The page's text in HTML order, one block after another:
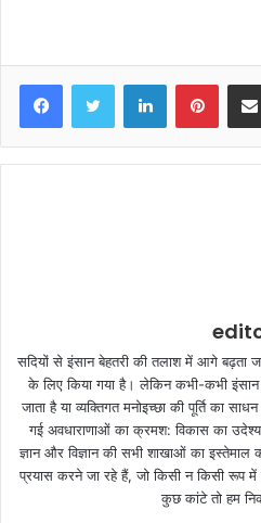
सदियों से इंसान बेहतरी की तलाश में आगे बढ़ता जा
के लिए किया गया है। लेकिन कभी-कभी इंसान
जाता है या व्यक्तिगत मनोइच्छा की पूर्ति का
गई अवधाराणाओं का क्रमश: विकास का
ज्ञान और विज्ञान की सभी शाखाओं का
प्रयास करने जा रहे हैं, जो किसी न किसी रूप
कुछ कांटे तो हम